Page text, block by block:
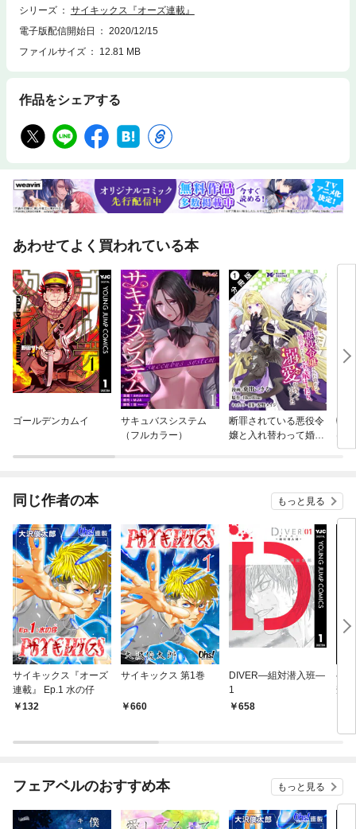
シリーズ
サイキックス『オーズ連載』
電子版配信開始日
2020/12/15
ファイルサイズ
12.81 MB
作品をシェアする
あわせてよく買われている本
ゴールデンカムイ
サキュバスシステム
（フルカラー）
断罪されている悪役令
嬢と入れ替わって婚約
転
し
同じ作者の本 もっと見る
サイキックス『オーズ
連載』 Ep.1 水の仔
132
サイキックス 第1巻
660
DIVER―組対潜入班―
1
658
ヘ
査
フェアベルのおすすめ本 もっと見る